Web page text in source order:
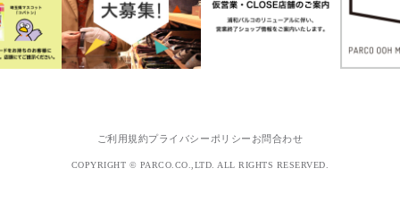
ご利用規約プライバシーポリシー お問合わせ
COPYRIGHT © PARCO.CO.,LTD. ALL RIGHTS RESERVED.